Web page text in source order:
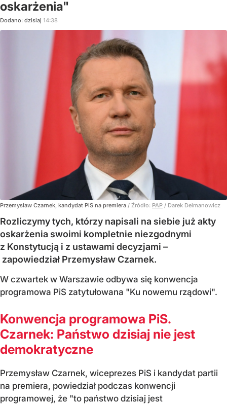
oskarżenia"
Dodano: dzisiaj 14:38
Przemysław Czarnek, kandydat PiS na premiera / Źródło: PAP / Darek Delmanowicz
Rozliczymy tych, którzy napisali na siebie już akty
oskarżenia swoimi kompletnie niezgodnymi
z Konstytucją i z ustawami decyzjami –
zapowiedział Przemysław Czarnek.
W czwartek w Warszawie odbywa się konwencja
programowa PiS zatytułowana "Ku nowemu rządowi".
Konwencja programowa PiS.
Czarnek: Państwo dzisiaj nie jest
demokratyczne
Przemysław Czarnek, wiceprezes PiS i kandydat partii
na premiera, powiedział podczas konwencji
programowej, że "to państwo dzisiaj jest